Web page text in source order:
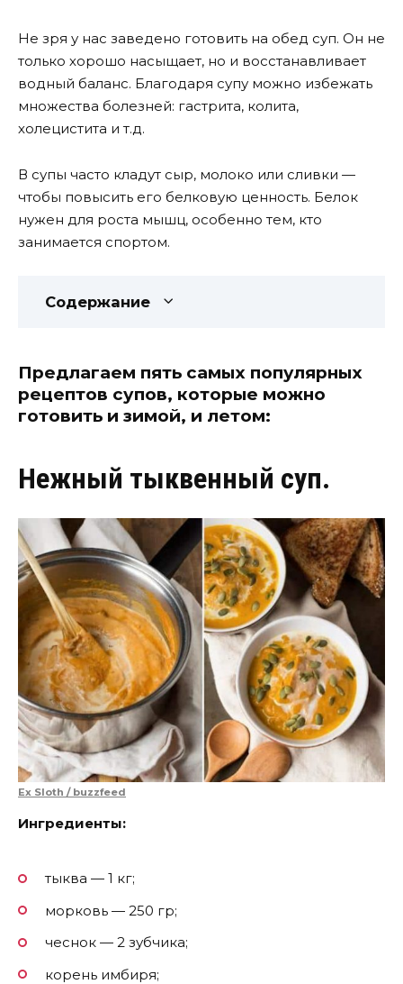
Не зря у нас заведено готовить на обед суп. Он не
только хорошо насыщает, но и восстанавливает
водный баланс. Благодаря супу можно избежать
множества болезней: гастрита, колита,
холецистита и т.д.
В супы часто кладут сыр, молоко или сливки —
чтобы повысить его белковую ценность. Белок
нужен для роста мышц, особенно тем, кто
занимается спортом.
Содержание
Предлагаем пять самых популярных
рецептов супов, которые можно
готовить и зимой, и летом:
Нежный тыквенный суп.
Ex Sloth / buzzfeed
Ингредиенты:
тыква — 1 кг;
морковь — 250 гр;
чеснок — 2 зубчика;
корень имбиря;